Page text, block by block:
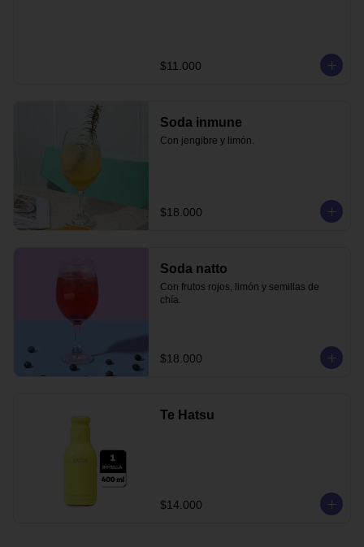
$11.000
Soda inmune
Con jengibre y limón.
$18.000
Soda natto
Con frutos rojos, limón y semillas de
chía.
$18.000
Te Hatsu
$14.000